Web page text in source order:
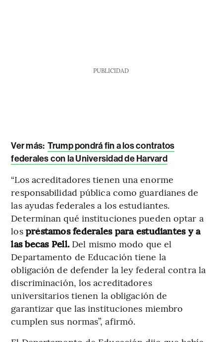
PUBLICIDAD
Ver más: Trump pondrá fin a los contratos
federales con la Universidad de Harvard
“Los acreditadores tienen una enorme
responsabilidad pública como guardianes de
las ayudas federales a los estudiantes.
Determinan qué instituciones pueden optar a
los préstamos federales para estudiantes y a
las becas Pell. Del mismo modo que el
Departamento de Educación tiene la
obligación de defender la ley federal contra la
discriminación, los acreditadores
universitarios tienen la obligación de
garantizar que las instituciones miembro
cumplen sus normas”, afirmó.